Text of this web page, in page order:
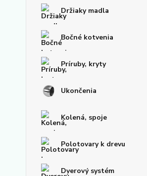
Držiaky madla
Bočné kotvenia
Príruby, kryty
Ukončenia
Kolená, spoje
Polotovary k drevu
Dverový systém